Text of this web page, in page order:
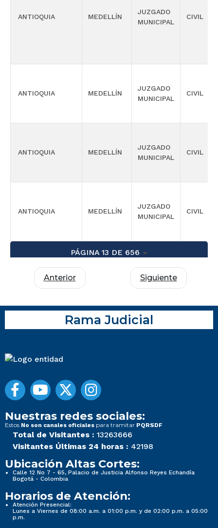
ANTIOQUIA MEDELLÍN
JUZGADO
MUNICIPAL
CIVIL
ANTIOQUIA MEDELLÍN
JUZGADO
MUNICIPAL
CIVIL
ANTIOQUIA MEDELLÍN
JUZGADO
MUNICIPAL
CIVIL
ANTIOQUIA MEDELLÍN
JUZGADO
MUNICIPAL
CIVIL
PÁGINA 13 DE 656
Anterior Siguiente
Rama Judicial
Nuestras redes sociales:
Estos No son canales oficiales para tramitar PQRSDF
Total de Visitantes : 13263666
Visitantes Últimas 24 horas : 42198
Ubicación Altas Cortes:
Calle 12 No 7 - 65, Palacio de Justicia Alfonso Reyes Echandía
Bogotá - Colombia
Horarios de Atención:
Atención Presencial:
Lunes a Viernes de 08:00 a.m. a 01:00 p.m. y de 02:00 p.m. a 05:00
p.m.